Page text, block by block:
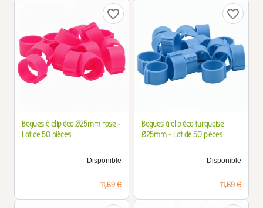
favorite_border
Bagues à clip éco Ø25mm rose -
Lot de 50 pièces
Disponible
Prix
11,69 €
favorite_border
Bagues à clip éco turquoise
Ø25mm - Lot de 50 pièces
Disponible
Prix
11,69 €